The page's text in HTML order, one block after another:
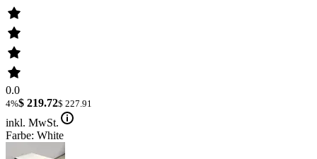
0.0
4%$ 219.72$ 227.91
inkl. MwSt.
Farbe: White